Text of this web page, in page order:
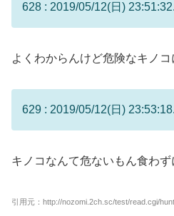
628 : 2019/05/12(日)
よくわからんけど危険なキノ
629 : 2019/05/12(日)
キノコなんて危ないもん食わず
引用元：http://nozomi.2ch.sc/test/read.cgi/